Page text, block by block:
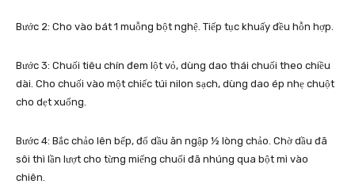
Bước 2: Cho vào bát 1 muỗng bột nghệ. Tiếp tục khuấy đều hỗn hợp.
Bước 3: Chuối tiêu chín đem lột vỏ, dùng dao thái chuối theo chiều
dài. Cho chuối vào một chiếc túi nilon sạch, dùng dao ép nhẹ chuột
cho dẹt xuống.
Bước 4: Bắc chảo lên bếp, đổ dầu ăn ngập ½ lòng chảo. Chờ dầu đã
sôi thì lần lượt cho từng miếng chuối đã nhúng qua bột mì vào
chiên.